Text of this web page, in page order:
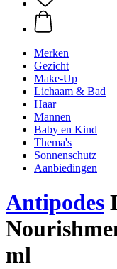
Merken
Gezicht
Make-Up
Lichaam & Bad
Haar
Mannen
Baby en Kind
Thema's
Sonnenschutz
Aanbiedingen
Antipodes
ml